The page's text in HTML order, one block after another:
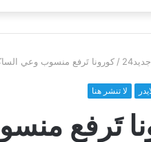
جديد24 / كورونا تَرفع منسوب وعي
لا تنشر هنا
تَرفع